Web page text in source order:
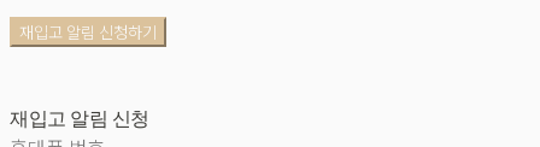
재입고 알림 신청하기
재입고 알림 신청